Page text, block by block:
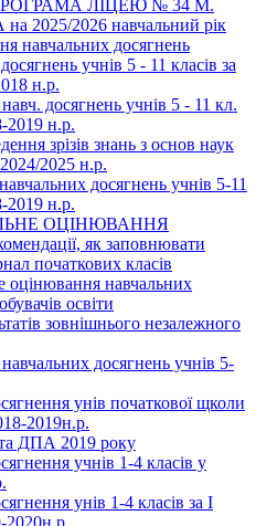
ЛІЦЕЮ № 34 М.
2025/2026 навчальний рік
навчальних досягнень
учнів 5 - 11 класів за
н.р.
досягнень учнів 5 - 11 кл.
2019 н.р.
зрізів знань з основ наук
2024/2025 н.р.
досягнень учнів 5-11
2019 н.р.
ОЦІНЮВАННЯ
як заповнювати
початкових класів
оцінювання навчальних
освіти
зовнішнього незалежного
досягнень учнів 5-
унів початкової щколи
2019н.р.
ДПА 2019 року
учнів 1-4 класів у
унів 1-4 класів за І